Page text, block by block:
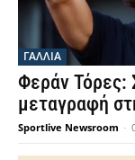
ΓΑΛΛΙΑ
Φεράν Τόρες:
μεταγραφή
Sportlive Newsroom -